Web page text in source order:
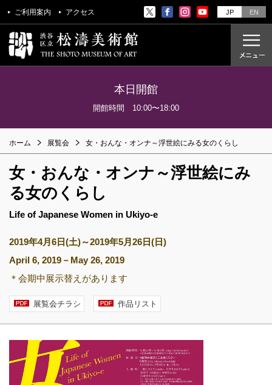
ご利用案内 アクセス JP EN
開催中の展覧会
これからの展覧会
過去の展覧会
美術教室
過去のイベント
設計者 白井晟一
建設計画から開館まで
美術館概要
本日開館
開館時間 10:00〜18:00
ホーム 展覧会 女・おんな・オンナ～浮世絵にみる女のくらし
女・おんな・オンナ～浮世絵にみ
る女のくらし
Life of Japanese Women in Ukiyo-e
2019年4月6日(土)～2019年5月26日(日)
April 6, 2019－May 26, 2019
＊会期中展示替えがあります
展覧会チラシ 作品リスト